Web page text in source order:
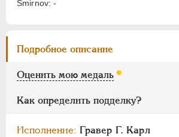
Smirnov: -
Подробное описание
Оценить мою медаль
Как определить подделку?
Исполнение: Гравер Г. Карл
Цифры
АЛЕКСАНДР II 1855-1881
АЛЕКСАНДР III
1881-1894
СЕРИИ МЕДАЛЕЙ 1600-1881